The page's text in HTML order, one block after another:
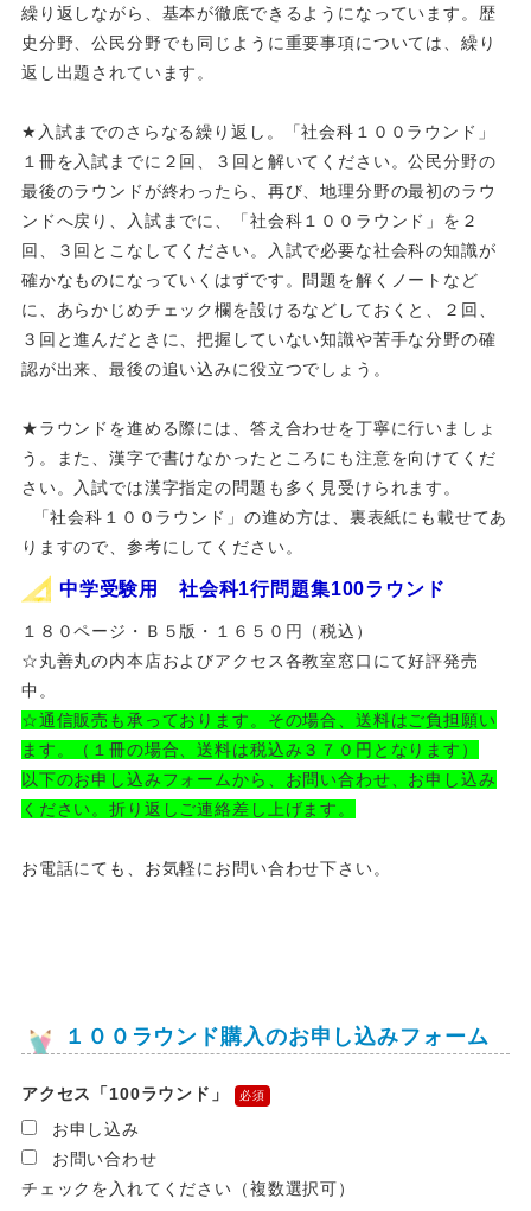
繰り返しながら、基本が徹底できるようになっています。歴
史分野、公民分野でも同じように重要事項については、繰り
返し出題されています。
★入試までのさらなる繰り返し。「社会科１００ラウンド」
１冊を入試までに２回、３回と解いてください。公民分野の
最後のラウンドが終わったら、再び、地理分野の最初のラウ
ンドへ戻り、入試までに、「社会科１００ラウンド」を２
回、３回とこなしてください。入試で必要な社会科の知識が
確かなものになっていくはずです。問題を解くノートなど
に、あらかじめチェック欄を設けるなどしておくと、２回、
３回と進んだときに、把握していない知識や苦手な分野の確
認が出来、最後の追い込みに役立つでしょう。
★ラウンドを進める際には、答え合わせを丁寧に行いましょ
う。また、漢字で書けなかったところにも注意を向けてくだ
さい。入試では漢字指定の問題も多く見受けられます。
「社会科１００ラウンド」の進め方は、裏表紙にも載せてあ
りますので、参考にしてください。
中学受験用 社会科1行問題集100ラウンド
１８０ページ・Ｂ５版・１６５０円（税込）
☆丸善丸の内本店およびアクセス各教室窓口にて好評発売
中。
☆通信販売も承っております。その場合、送料はご負担願い
ます。（１冊の場合、送料は税込み３７０円となります）
以下のお申し込みフォームから、お問い合わせ、お申し込み
ください。折り返しご連絡差し上げます。
お電話にても、お気軽にお問い合わせ下さい。
１００ラウンド購入のお申し込みフォーム
アクセス「100ラウンド」
お申し込み
お問い合わせ
チェックを入れてください（複数選択可）